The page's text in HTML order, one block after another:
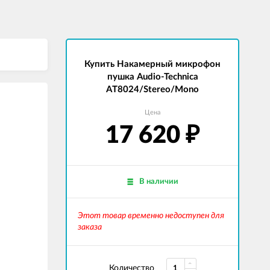
Купить Накамерный микрофон
пушка Audio-Technica
AT8024/Stereo/Mono
Цена
17 620 ₽
В наличии
Этот товар временно недоступен для
заказа
Количество